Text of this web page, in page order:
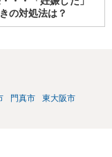
の対処法は？
門真市
東大阪市